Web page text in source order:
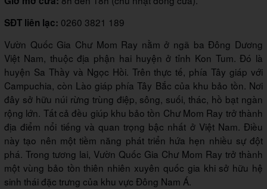
SĐT liên lạc: 0260 3821 189
Vườn Quốc Gia Chư Mom Ray nằm ở ngã ba Đông Dương
Việt Nam, thuộc địa phận hai huyện ở tỉnh Kon Tum. Đó là
huyện Sa Thầy và Ngọc Hồi. Trên thực tế, phía Tây giáp với
Campuchia, còn Lào giáp phía Tây Bắc của khu bảo tồn. Nơi
đây sở hữu núi rừng trùng điệp, sông, suối, thác, hồ bạt ngàn
rộng lớn. Tất cả đều giúp khu bảo tồn Chư Mom Ray trở thành
địa điểm nổi tiếng và quan trọng bậc nhất ở Việt Nam. Điều
này tạo nên một tiềm năng phát triển hứa hẹn nhiều sự đột
phá. Trong tương lai, Vườn Quốc Gia Chư Mom Ray trở thành
một vùng bảo tồn thiên nhiên xuyên quốc gia khi sở hữu hệ
sinh thái đặc trưng của khu vực Đông Nam Á.